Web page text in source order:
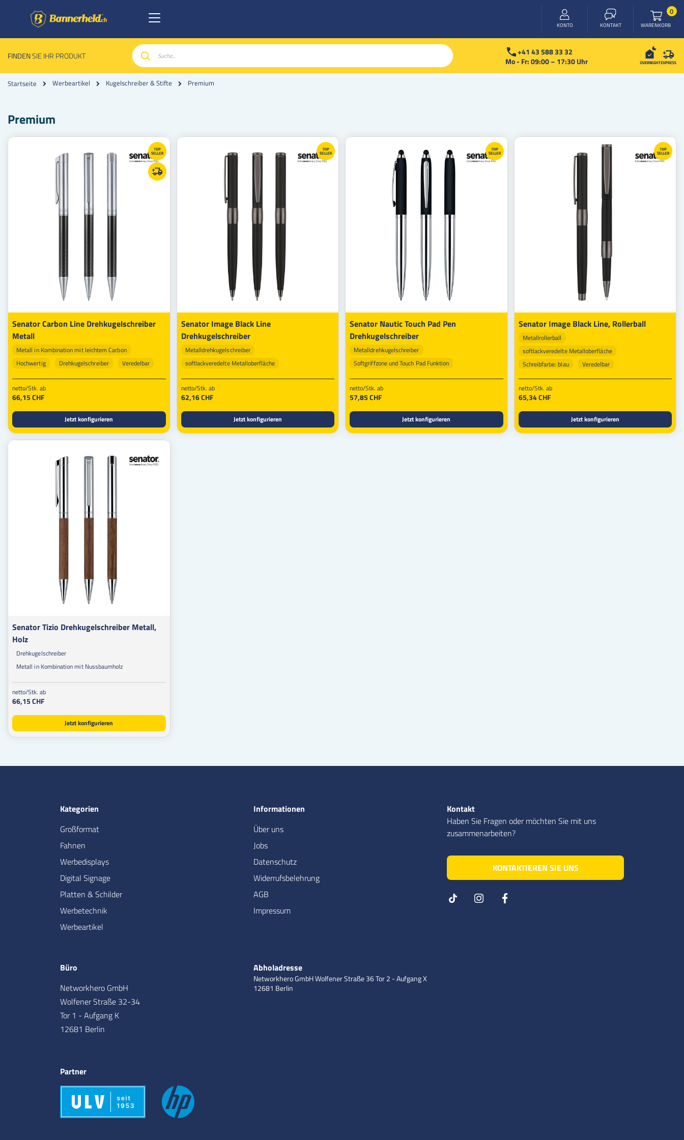
KONTO KONTAKT WARENKORB
0
FINDENSIE IHR PRODUKT
Suche
+41 43 588 33 32
Mo - Fr: 09:00 – 17:30 Uhr
Startseite Werbeartikel Kugelschreiber & Stifte Premium
Premium
Senator Carbon Line Drehkugelschreiber
Metall
Metall in Kombination mit leichtem Carbon
Hochwertig
Drehkugelschreiber Veredelbar
netto/Stk. ab
66,15 CHF
Jetzt konfigurieren
Senator Image Black Line
Drehkugelschreiber
Metalldrehkugelschreiber
softlackveredelte Metalloberfläche
netto/Stk. ab
62,16 CHF
Jetzt konfigurieren
Senator Nautic Touch Pad Pen
Drehkugelschreiber
Metalldrehkugelschreiber
Softgriffzone und Touch Pad Funktion
netto/Stk. ab
57,85 CHF
Jetzt konfigurieren
Senator Image Black Line, Rollerball
Metallrollerball
softlackveredelte Metalloberfläche
Schreibfarbe: blau
Veredelbar
netto/Stk. ab
65,34 CHF
Jetzt konfigurieren
Senator Tizio Drehkugelschreiber Metall,
Holz
Drehkugelschreiber
Metall in Kombination mit Nussbaumholz
netto/Stk. ab
66,15 CHF
Jetzt konfigurieren
Kontakt
Haben Sie Fragen oder möchten Sie mit uns
zusammenarbeiten?
KONTAKTIEREN SIE UNS
Kategorien
Großformat
Fahnen
Werbedisplays
Digital Signage
Platten & Schilder
Werbetechnik
Werbeartikel
Informationen
Über uns
Jobs
Datenschutz
Widerrufsbelehrung
AGB
Impressum
Büro
Networkhero GmbH
Wolfener Straße 32-34
Tor 1 - Aufgang K
12681 Berlin
Abholadresse
Networkhero GmbHWolfener Straße 36Tor 2 - Aufgang X
12681 Berlin
Partner